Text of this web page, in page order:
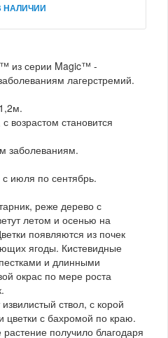
НАЛИЧИИ
из серии Magic™ -
лагерстремий.
возрастом становится
заболеваниям.
июля по сентябрь.
реже дерево с
летом и осенью на
появляются из почек
ягоды. Кистевидные
и длинными
окрас по мере роста
ствол, с корой
цветки с бахромой по краю.
получило благодаря